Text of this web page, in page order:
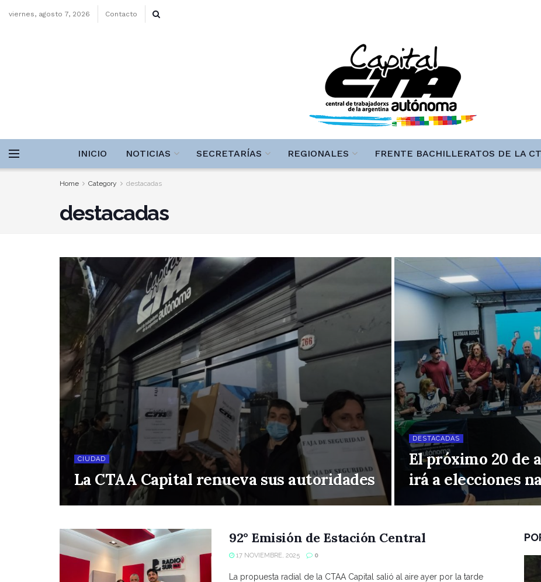
viernes, agosto 7, 2026 Contacto
INICIO NOTICIAS SECRETARÍAS REGIONALES FRENTE BACHILLERATOS DE LA
Home Category destacadas
destacadas
CIUDAD
La CTAA Capital renueva sus autoridades
DESTACADAS
El próximo 20 de
irá a elecciones
92° Emisión de Estación Central
17 NOVIEMBRE, 2025 0
La propuesta radial de la CTAA Capital salió al aire ayer por la tarde